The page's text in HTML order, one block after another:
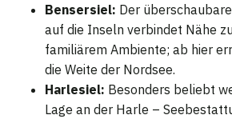
Bensersiel: Der
auf die Inseln verbindet Nähe
familiärem Ambiente; ab hier
die Weite der Nordsee.
Harlesiel: Besonders beliebt
Lage an der Harle –